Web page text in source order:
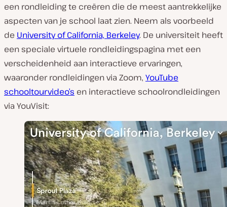
een rondleiding te creëren die de meest aantrekkelijke
aspecten van je school laat zien. Neem als voorbeeld
de University of California, Berkeley. De universiteit heeft
een speciale virtuele rondleidingspagina met een
verscheidenheid aan interactieve ervaringen,
waaronder rondleidingen via Zoom, YouTube
schooltourvideo’s en interactieve schoolrondleidingen
via YouVisit: